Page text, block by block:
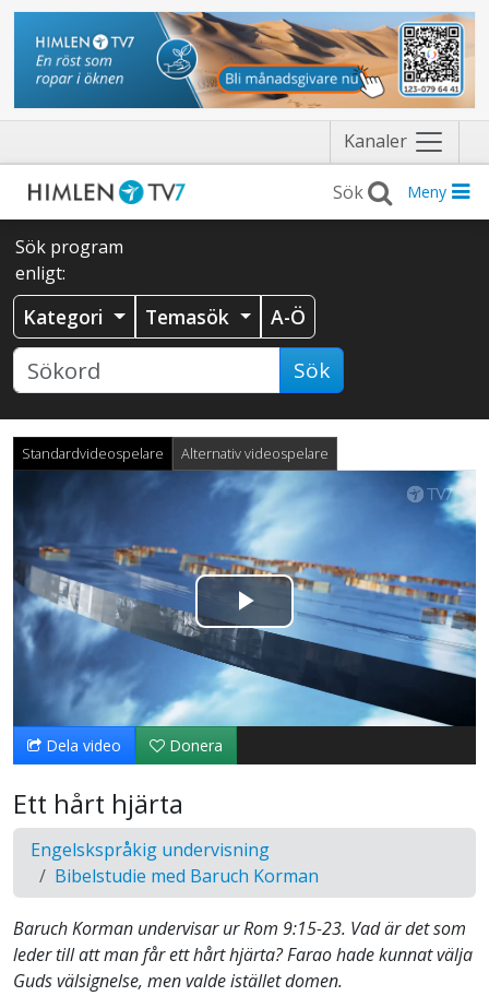
Kanaler Näytä
valikko
Meny
Sök program
enligt:
Kategori Temasök A-Ö
Sök
Standardvideospelare Alternativ videospelare
Spela
upp
video
Dela video Donera
Ett hårt hjärta
Engelskspråkig undervisning
Bibelstudie med Baruch Korman
Baruch Korman undervisar ur Rom 9:15-23. Vad är det som
leder till att man får ett hårt hjärta? Farao hade kunnat välja
Guds välsignelse, men valde istället domen.